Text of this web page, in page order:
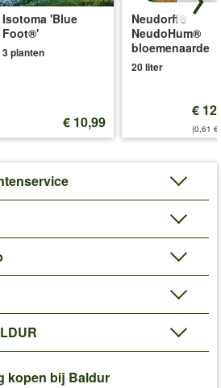
Isotoma 'Blue
Foot®'
3 planten
€ 10,99
Neudorff®
NeudoHum®
bloemenaarde
20 liter
€
(0,61
kopen bij Baldur